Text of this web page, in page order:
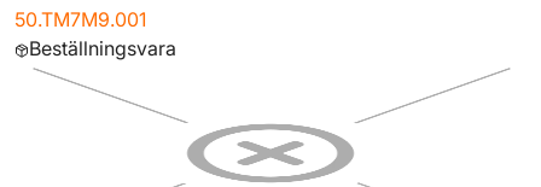
50.TM7M9.001
Beställningsvara